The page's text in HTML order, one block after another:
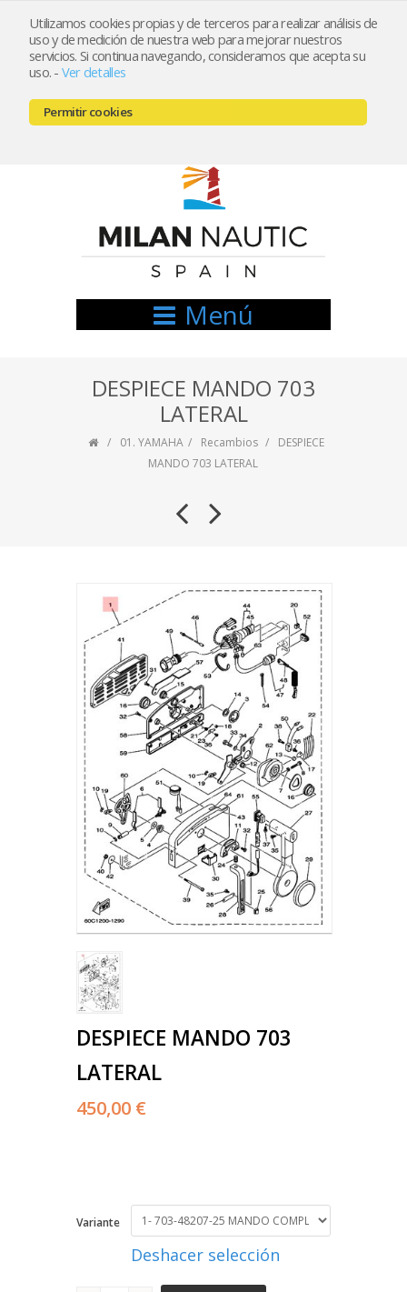
Utilizamos cookies propias y de terceros para realizar análisis de
uso y de medición de nuestra web para mejorar nuestros
servicios. Si continua navegando, consideramos que acepta su
uso. - Ver detalles
Permitir cookies
Registrarse Mi cuenta
666521122 // 654999333
Menú
DESPIECE MANDO 703
LATERAL
01. YAMAHA Recambios
DESPIECE
MANDO 703 LATERAL
DESPIECE MANDO 703
LATERAL
450,00 €
Variante
Deshacer selección